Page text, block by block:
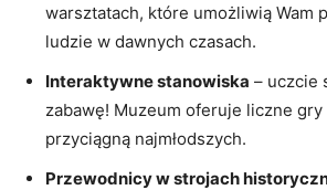
warsztatach, które umożliwią Wam
ludzie ⁢w ⁣dawnych czasach.
Interaktywne stanowiska ⁤– uczcie‍
zabawę! Muzeum oferuje liczne
przyciągną najmłodszych.
Przewodnicy w⁢ strojach